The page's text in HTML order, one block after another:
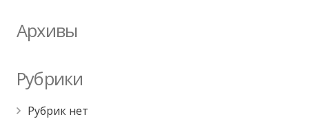
Архивы
Рубрики
Рубрик нет